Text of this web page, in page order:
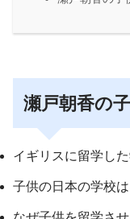
瀬戸朝香の
イギリスに留学し
子供の日本の学校は